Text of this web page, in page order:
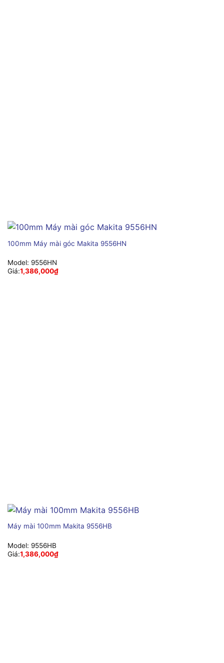
100mm Máy mài góc Makita 9556HN
Model: 9556HN
Giá:1,386,000₫
Máy mài 100mm Makita 9556HB
Model: 9556HB
Giá:1,386,000₫